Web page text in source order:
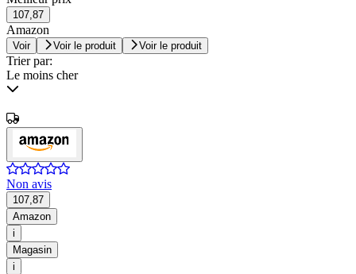
107,87
Amazon
Voir Voir le produit Voir le produit
Trier par:
Le moins cher
Non avis
107,87
Amazon
i
Magasin
i